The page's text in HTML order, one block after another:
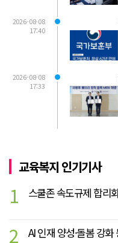
2026-08-08
17:40
2026-08-08
17:33
교육복지 인기기사
1 스쿨존 속도규제 합리
2 AI 인재 양성·돌봄 강